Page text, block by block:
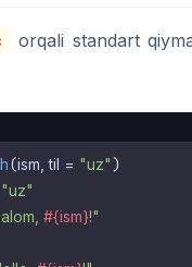
orqali standart
(ism, til = "uz")
"uz"
#{ism}!"